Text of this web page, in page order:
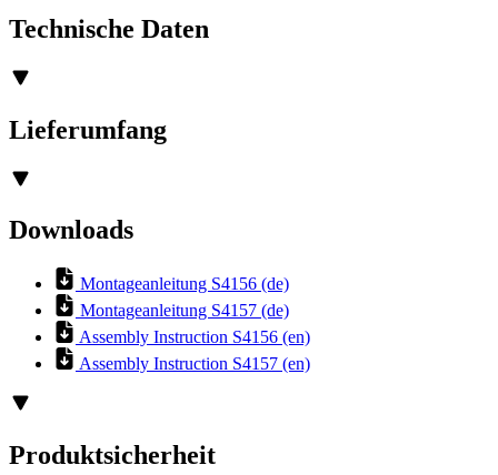
Technische Daten
Lieferumfang
Downloads
Montageanleitung S4156 (de)
Montageanleitung S4157 (de)
Assembly Instruction S4156 (en)
Assembly Instruction S4157 (en)
Produktsicherheit